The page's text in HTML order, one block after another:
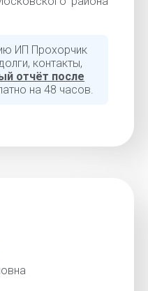
ИП Прохорчик
контакты,
отчёт после
на 48 часов.